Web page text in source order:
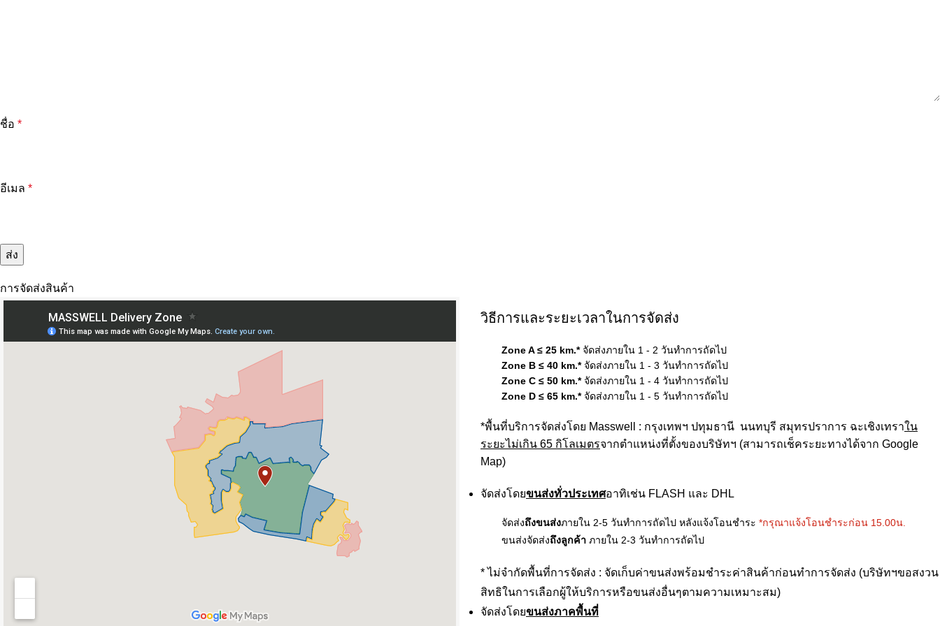
ชื่อ *
อีเมล *
การจัดส่งสินค้า
วิธีการและระยะเวลาในการจัดส่ง
Zone A ≤ 25 km.*จัดส่งภายใน 1 - 2 วันทำการถัดไป
Zone B ≤ 40 km.*จัดส่งภายใน 1 - 3 วันทำการถัดไป
Zone C ≤ 50 km.*จัดส่งภายใน 1 - 4 วันทำการถัดไป
Zone D ≤ 65 km.*จัดส่งภายใน 1 - 5 วันทำการถัดไป
*พื้นที่บริการจัดส่งโดย Masswell : กรุงเทพฯ ปทุมธานี นนทบุรี สมุทรปราการ ฉะเชิงเทราใน
ระยะไม่เกิน 65 กิโลเมตรจากตำแหน่งที่ตั้งของบริษัทฯ (สามารถเช็คระยะทางได้จาก Google
Map)
จัดส่งโดยขนส่งทั่วประเทศอาทิเช่น FLASH และ DHL
จัดส่งถึงขนส่งภายใน 2-5 วันทำการถัดไป หลังแจ้งโอนชำระ *กรุณาแจ้งโอนชำระก่อน 15.00น.
ขนส่งจัดส่งถึงลูกค้า ภายใน 2-3 วันทำการถัดไป
* ไม่จำกัดพื้นที่การจัดส่ง : จัดเก็บค่าขนส่งพร้อมชำระค่าสินค้าก่อนทำการจัดส่ง (บริษัทฯขอสงวน
สิทธิในการเลือกผู้ให้บริการหรือขนส่งอื่นๆตามความเหมาะสม)
จัดส่งโดยขนส่งภาคพื้นที่